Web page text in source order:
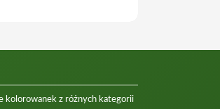
kolorowanek z różnych kategorii